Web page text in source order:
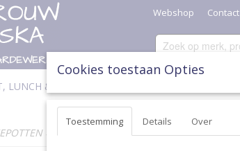
Webshop Contact
LUNCH & DINER
> THEEPOTTEN 0,6 ltr>THEEPOT
Cookies toestaan Opties
Toestemming Details Over